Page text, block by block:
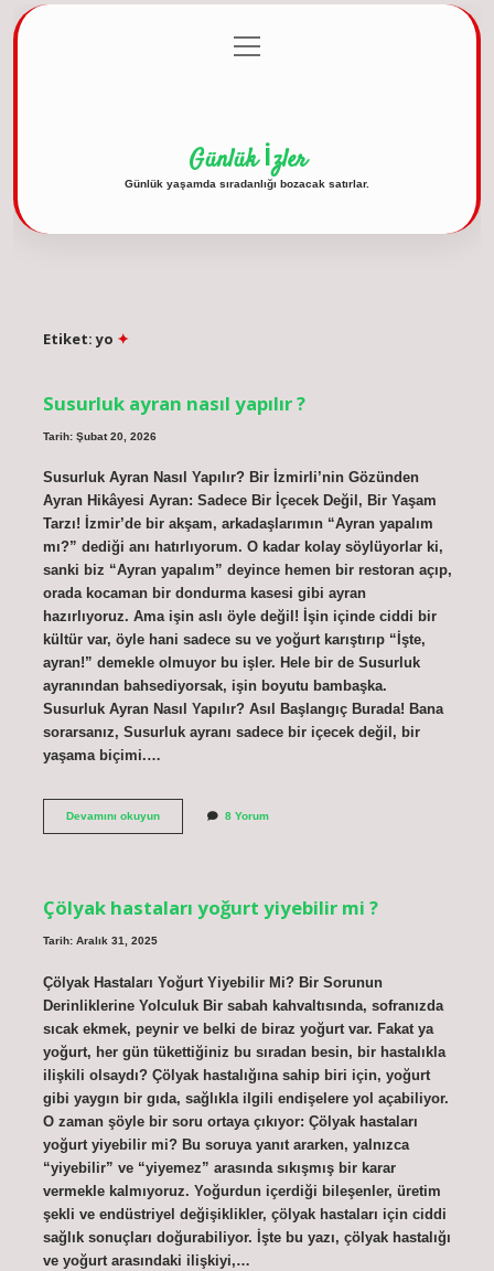
Gizlilik Politikası
menüyü
aç
Günlük İzler
Günlük yaşamda sıradanlığı bozacak satırlar.
Etiket:yo
Susurluk ayran nasıl yapılır ?
Tarih: Şubat 20, 2026
Susurluk Ayran Nasıl Yapılır? Bir İzmirli’nin Gözünden
Ayran Hikâyesi Ayran: Sadece Bir İçecek Değil, Bir Yaşam
Tarzı! İzmir’de bir akşam, arkadaşlarımın “Ayran yapalım
mı?” dediği anı hatırlıyorum. O kadar kolay söylüyorlar ki,
sanki biz “Ayran yapalım” deyince hemen bir restoran açıp,
orada kocaman bir dondurma kasesi gibi ayran
hazırlıyoruz. Ama işin aslı öyle değil! İşin içinde ciddi bir
kültür var, öyle hani sadece su ve yoğurt karıştırıp “İşte,
ayran!” demekle olmuyor bu işler. Hele bir de Susurluk
ayranından bahsediyorsak, işin boyutu bambaşka.
Susurluk Ayran Nasıl Yapılır? Asıl Başlangıç Burada! Bana
sorarsanız, Susurluk ayranı sadece bir içecek değil, bir
yaşama biçimi.…
Devamını okuyunSusurluk
8 Yorum
Çölyak hastaları yoğurt yiyebilir mi ?
Tarih: Aralık 31, 2025
Çölyak Hastaları Yoğurt Yiyebilir Mi? Bir Sorunun
Derinliklerine Yolculuk Bir sabah kahvaltısında, sofranızda
sıcak ekmek, peynir ve belki de biraz yoğurt var. Fakat ya
yoğurt, her gün tükettiğiniz bu sıradan besin, bir hastalıkla
ilişkili olsaydı? Çölyak hastalığına sahip biri için, yoğurt
gibi yaygın bir gıda, sağlıkla ilgili endişelere yol açabiliyor.
O zaman şöyle bir soru ortaya çıkıyor: Çölyak hastaları
yoğurt yiyebilir mi? Bu soruya yanıt ararken, yalnızca
“yiyebilir” ve “yiyemez” arasında sıkışmış bir karar
vermekle kalmıyoruz. Yoğurdun içerdiği bileşenler, üretim
şekli ve endüstriyel değişiklikler, çölyak hastaları için ciddi
sağlık sonuçları doğurabiliyor. İşte bu yazı, çölyak hastalığı
ve yoğurt arasındaki ilişkiyi,…